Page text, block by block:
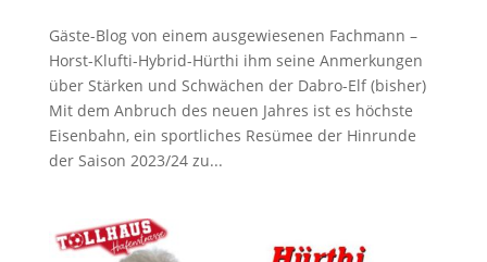
Gäste-Blog von einem ausgewiesenen Fachmann –
Horst-Klufti-Hybrid-Hürthi ihm seine Anmerkungen
über Stärken und Schwächen der Dabro-Elf (bisher)
Mit dem Anbruch des neuen Jahres ist es höchste
Eisenbahn, ein sportliches Resümee der Hinrunde
der Saison 2023/24 zu...